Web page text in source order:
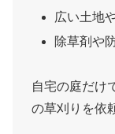
広い土地
除草剤や
自宅の庭だけ
の草刈りを依